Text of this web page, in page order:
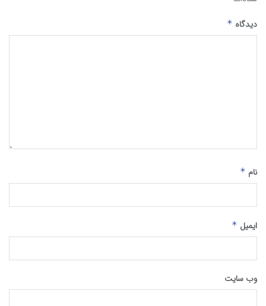
دیدگاه *
نام *
ایمیل *
وب‌ سایت